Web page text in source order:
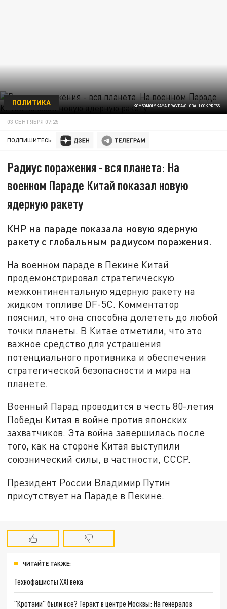
KOMSOMOLSKAYA PRAVDA/GLOBALLOOKPRESS
ПОЛИТИКА
03 СЕНТЯБРЯ 07:25
ПОДПИШИТЕСЬ:
Радиус поражения - вся планета: На
военном Параде Китай показал новую
ядерную ракету
КНР на параде показала новую ядерную
ракету с глобальным радиусом поражения.
На военном параде в Пекине Китай
продемонстрировал стратегическую
межконтинентальную ядерную ракету на
жидком топливе DF-5C. Комментатор
пояснил, что она способна долететь до любой
точки планеты. В Китае отметили, что это
важное средство для устрашения
потенциального противника и обеспечения
стратегической безопасности и мира на
планете.
Военный Парад проводится в честь 80-летия
Победы Китая в войне против японских
захватчиков. Эта война завершилась после
того, как на стороне Китая выступили
союзнический силы, в частности, СССР.
Президент России Владимир Путин
присутствует на Параде в Пекине.
ЧИТАЙТЕ ТАКЖЕ:
Технофашисты XXI века
"Кротами" были все? Теракт в центре Москвы: На генералов